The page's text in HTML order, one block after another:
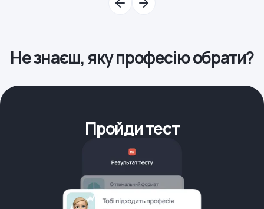
Не знаєш, яку професію обрати?
Пройди тест